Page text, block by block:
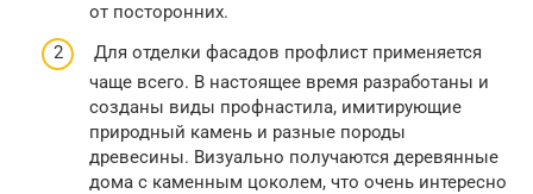
от посторонних.
Для отделки фасадов профлист применяется
чаще всего. В настоящее время разработаны и
созданы виды профнастила, имитирующие
природный камень и разные породы
древесины. Визуально получаются деревянные
дома с каменным цоколем, что очень интересно